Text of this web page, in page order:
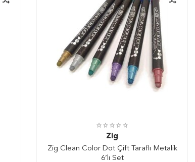
Zig
Zig Clean Color Dot Çift Taraflı Metalik
6’lı Set